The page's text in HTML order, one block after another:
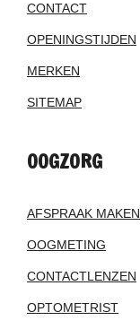
CONTACT
OPENINGSTIJDEN
MERKEN
SITEMAP
OOGZORG
AFSPRAAK MAKEN
OOGMETING
CONTACTLENZEN
OPTOMETRIST